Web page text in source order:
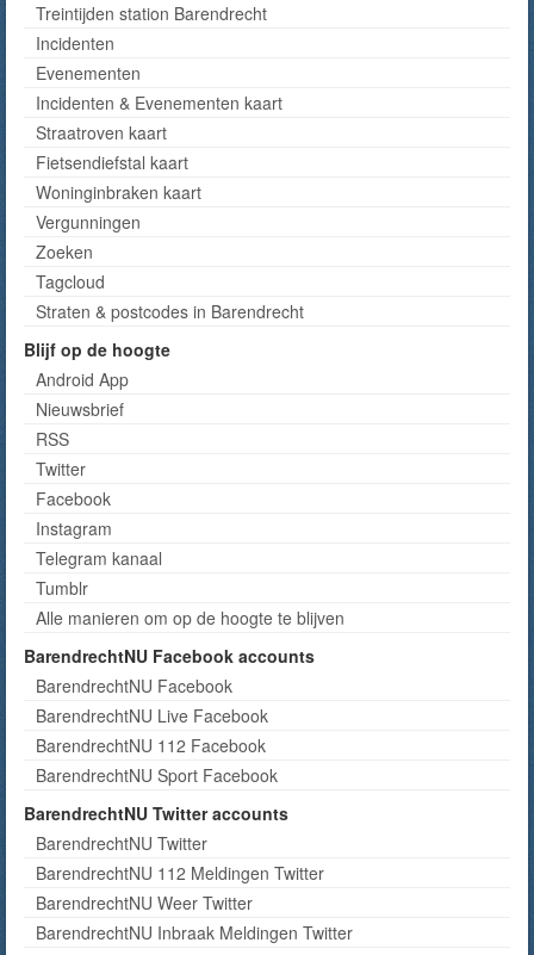
Treintijden station Barendrecht
Incidenten
Evenementen
Incidenten & Evenementen kaart
Straatroven kaart
Fietsendiefstal kaart
Woninginbraken kaart
Vergunningen
Zoeken
Tagcloud
Straten & postcodes in Barendrecht
Blijf op de hoogte
Android App
Nieuwsbrief
RSS
Twitter
Facebook
Instagram
Telegram kanaal
Tumblr
Alle manieren om op de hoogte te blijven
BarendrechtNU Facebook accounts
BarendrechtNU Facebook
BarendrechtNU Live Facebook
BarendrechtNU 112 Facebook
BarendrechtNU Sport Facebook
BarendrechtNU Twitter accounts
BarendrechtNU Twitter
BarendrechtNU 112 Meldingen Twitter
BarendrechtNU Weer Twitter
BarendrechtNU Inbraak Meldingen Twitter